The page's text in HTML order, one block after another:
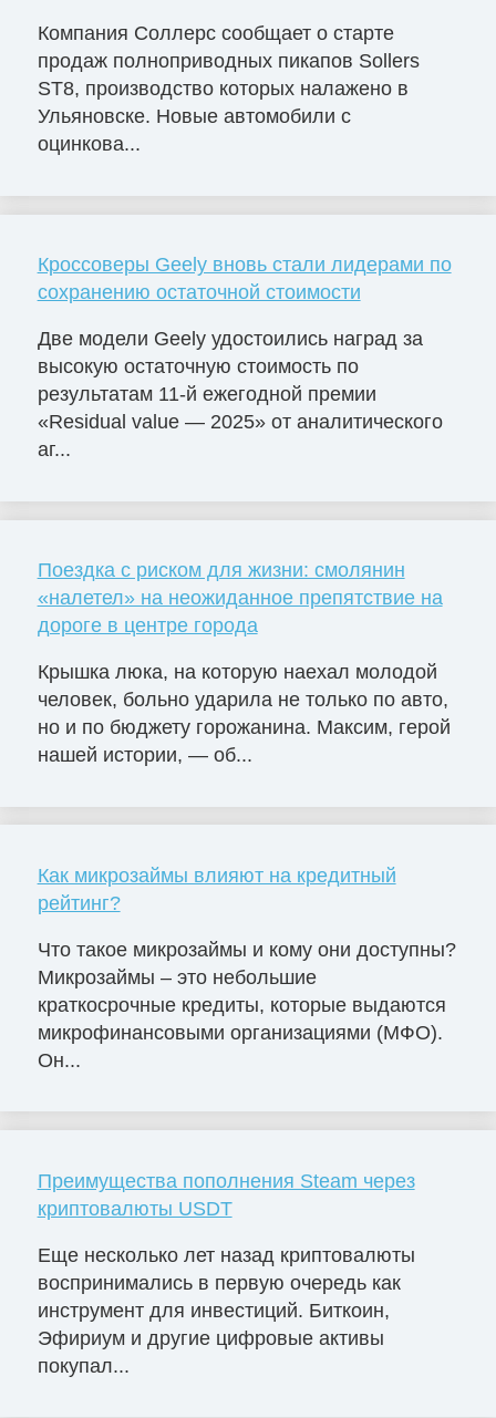
Компания Соллерс сообщает о старте
продаж полноприводных пикапов Sollers
ST8, производство которых налажено в
Ульяновске. Новые автомобили с
оцинкова...
Кроссоверы Geely вновь стали лидерами по
сохранению остаточной стоимости
Две модели Geely удостоились наград за
высокую остаточную стоимость по
результатам 11-й ежегодной премии
«Residual value — 2025» от аналитического
аг...
Поездка с риском для жизни: смолянин
«налетел» на неожиданное препятствие на
дороге в центре города
Крышка люка, на которую наехал молодой
человек, больно ударила не только по авто,
но и по бюджету горожанина. Максим, герой
нашей истории, — об...
Как микрозаймы влияют на кредитный
рейтинг?
Что такое микрозаймы и кому они доступны?
Микрозаймы – это небольшие
краткосрочные кредиты, которые выдаются
микрофинансовыми организациями (МФО).
Он...
Преимущества пополнения Steam через
криптовалюты USDT
Еще несколько лет назад криптовалюты
воспринимались в первую очередь как
инструмент для инвестиций. Биткоин,
Эфириум и другие цифровые активы
покупал...